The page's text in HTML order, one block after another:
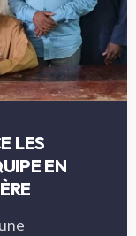
LES
EN